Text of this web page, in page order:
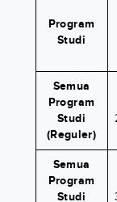
Program
Studi
Semua
Program
Studi
(Reguler)
Semua
Program
Studi